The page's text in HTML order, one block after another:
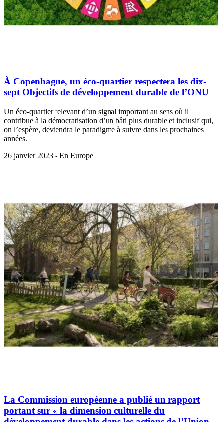
À Copenhague, un éco-quartier respectera les dix-
sept Objectifs de développement durable de l’ONU
Un éco-quartier relevant d’un signal important au sens où il
contribue à la démocratisation d’un bâti plus durable et inclusif qui,
on l’espère, deviendra le paradigme à suivre dans les prochaines
années.
26 janvier 2023 - En Europe
La Commission européenne a publié un rapport
portant sur « la dimension culturelle du